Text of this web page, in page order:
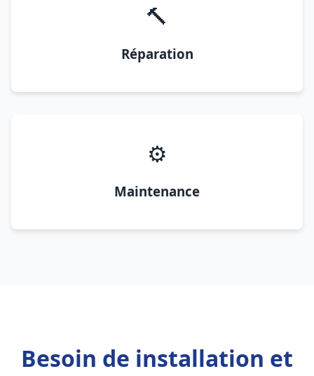
🔨
Réparation
⚙️
Maintenance
Besoin de installation et